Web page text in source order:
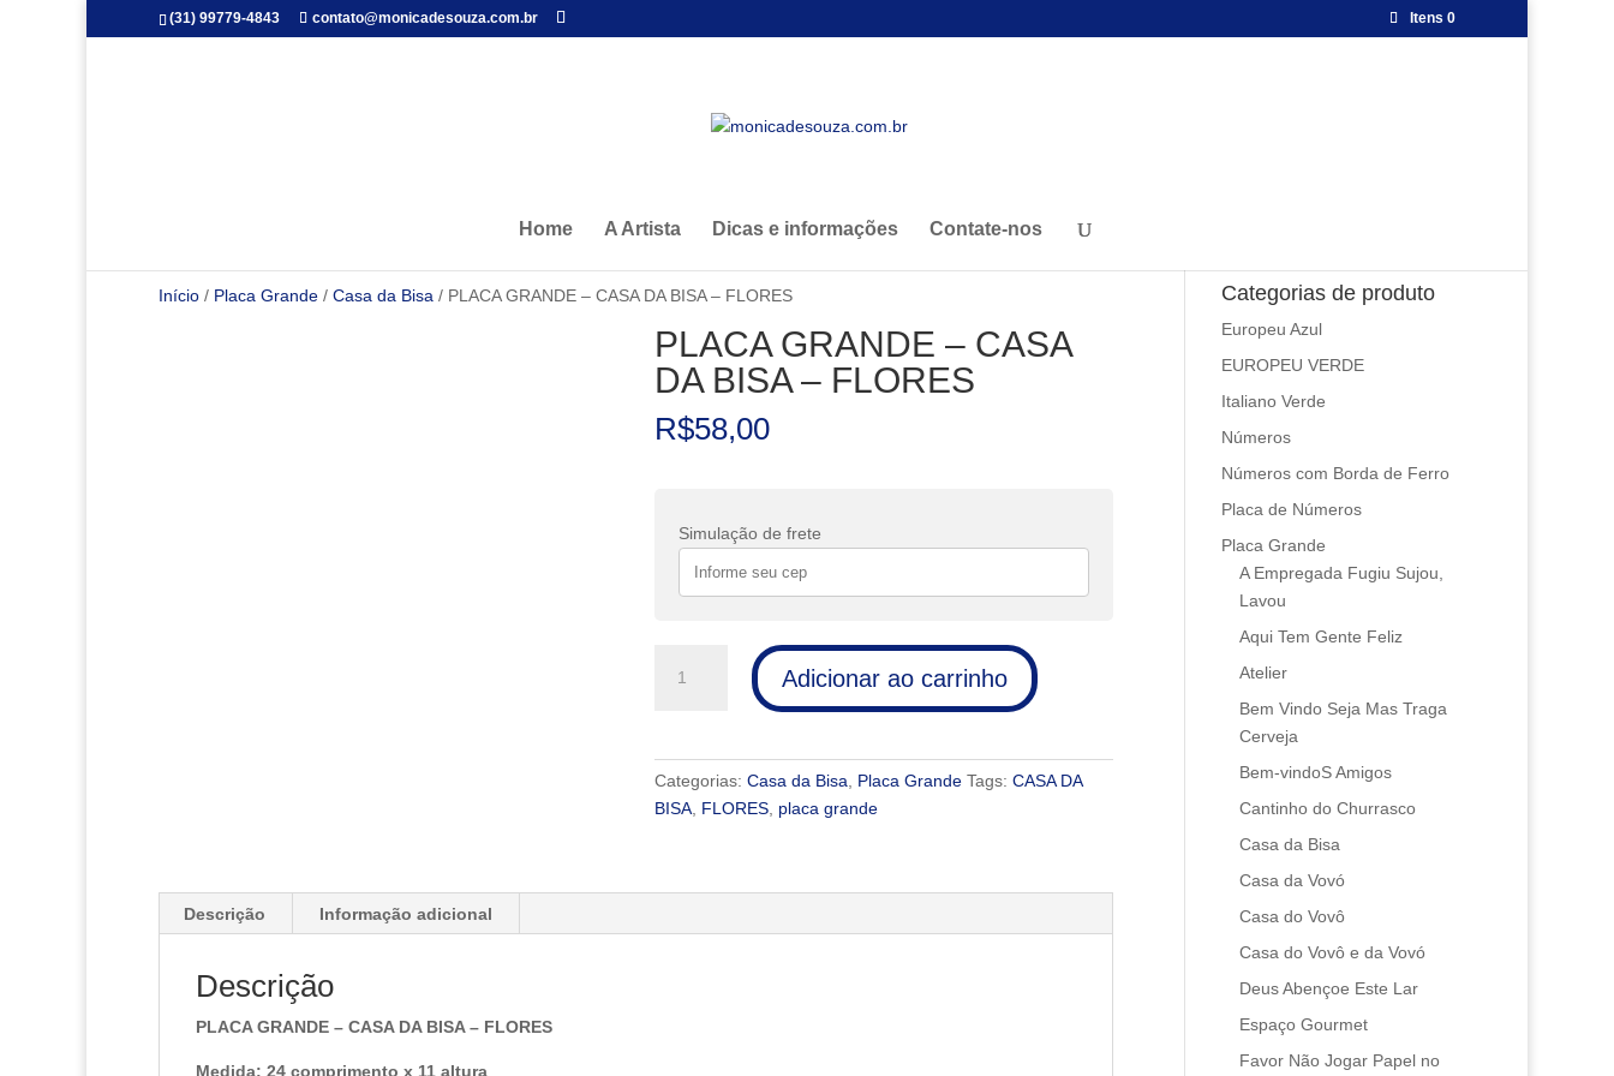
(31) 99779-4843 contato@monicadesouza.com.br Itens 0
Home A Artista Dicas e informações Contate-nos
Início / Placa Grande / Casa da Bisa / PLACA GRANDE – CASA DA BISA – FLORES
PLACA GRANDE – CASA
DA BISA – FLORES
R$58,00
Simulação de frete
GRANDE
Adicionar ao carrinho
Categorias:Casa da Bisa Placa Grande Tags:CASA DA
BISA FLORES placa grande
Descrição Informação adicional
Descrição
PLACA GRANDE – CASA DA BISA – FLORES
Medida: 24 comprimento x 11 altura
Categorias de produto
Europeu Azul
EUROPEU VERDE
Italiano Verde
Números
Números com Borda de Ferro
Placa de Números
Placa Grande
A Empregada Fugiu Sujou,
Lavou
Aqui Tem Gente Feliz
Atelier
Bem Vindo Seja Mas Traga
Cerveja
Bem-vindoS Amigos
Cantinho do Churrasco
Casa da Bisa
Casa da Vovó
Casa do Vovô
Casa do Vovô e da Vovó
Deus Abençoe Este Lar
Espaço Gourmet
Favor Não Jogar Papel no